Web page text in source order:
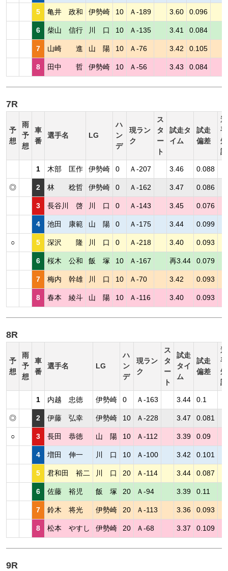
5 亀井 政和 伊勢崎 10 Ａ-189 3.60 0.096
6 柴山 信行 川 口 10 Ａ-135 3.41 0.084
7 山崎 進 山 陽 10 Ａ-76 3.42 0.105
8 田中 哲 伊勢崎 10 Ａ-56 3.43 0.084
7R
予
想
雨
予
想
車
番
選手名 LG
ハ
ン
デ
現ラン
ク
ス
タ
ー
ト
試走タ
イム
試走
偏差
選
手
短
評
1 木部 匡作 伊勢崎 0 Ａ-207 3.46 0.088
◎ 2 林 稔哲 伊勢崎 0 Ａ-162 3.47 0.086
3 長谷川 啓 川 口 0 Ａ-143 3.45 0.076
4 池田 康範 山 陽 0 Ａ-175 3.44 0.099
○ 5 深沢 隆 川 口 0 Ａ-218 3.40 0.093
6 桜木 公和 飯 塚 10 Ａ-167 再3.44 0.079
7 梅内 幹雄 川 口 10 Ａ-70 3.42 0.093
8 春本 綾斗 山 陽 10 Ａ-116 3.40 0.093
8R
予
想
雨
予
想
車
番
選手名 LG
ハ
ン
デ
現ラン
ク
ス
タ
ー
ト
試走
タイ
ム
試走
偏差
選
手
短
評
1 内越 忠徳 伊勢崎 0 Ａ-163 3.44 0.1
◎ 2 伊藤 弘幸 伊勢崎 10 Ａ-228 3.47 0.081
○ 3 長田 恭徳 山 陽 10 Ａ-112 3.39 0.09
4 増田 伸一 川 口 10 Ａ-100 3.42 0.101
5 君和田 裕二 川 口 20 Ａ-114 3.44 0.087
6 佐藤 裕児 飯 塚 20 Ａ-94 3.39 0.11
7 鈴木 将光 伊勢崎 20 Ａ-113 3.36 0.093
8 松本 やすし 伊勢崎 20 Ａ-68 3.37 0.109
9R